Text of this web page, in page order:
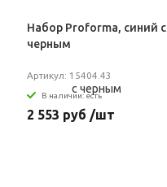
Набор Proforma, синий с
черным
Артикул: 15404.43
В наличии: есть
2 553 руб /шт